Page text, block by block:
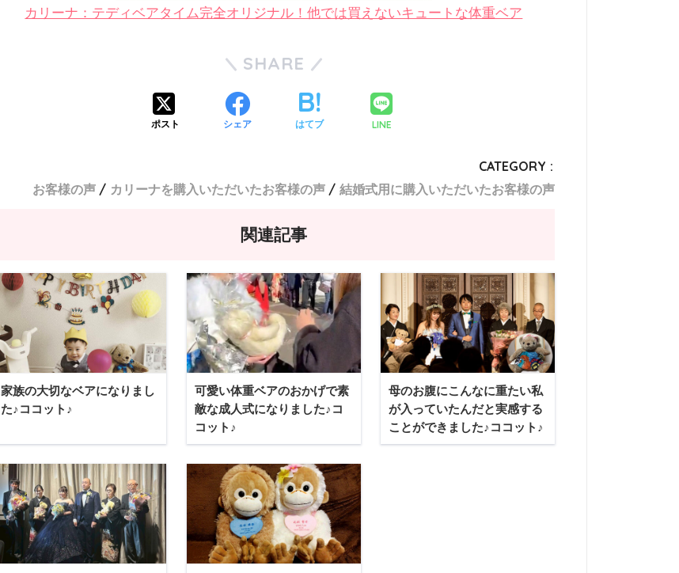
カリーナ：テディベアタイム完全オリジナル！他では買えないキュートな体重ベア
SHARE
ポスト シェア はてブ LINE
CATEGORY :
お客様の声
カリーナを購入いただいたお客様の声 結婚式用に購入いただいたお客様の声
関連記事
家族の大切なベアになりまし
た♪ココット♪
可愛い体重ベアのおかげで素
敵な成人式になりました♪コ
コット♪
母のお腹にこんなに重たい私
が入っていたんだと実感する
ことができました♪ココット♪